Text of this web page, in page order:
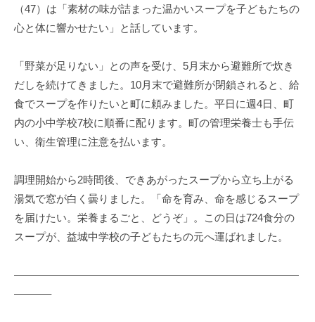
（47）は「素材の味が詰まった温かいスープを子どもたちの
心と体に響かせたい」と話しています。
「野菜が足りない」との声を受け、5月末から避難所で炊き
だしを続けてきました。10月末で避難所が閉鎖されると、給
食でスープを作りたいと町に頼みました。平日に週4日、町
内の小中学校7校に順番に配ります。町の管理栄養士も手伝
い、衛生管理に注意を払います。
調理開始から2時間後、できあがったスープから立ち上がる
湯気で窓が白く曇りました。「命を育み、命を感じるスープ
を届けたい。栄養まるごと、どうぞ」。この日は724食分の
スープが、益城中学校の子どもたちの元へ運ばれました。
———————————————————————————
———–